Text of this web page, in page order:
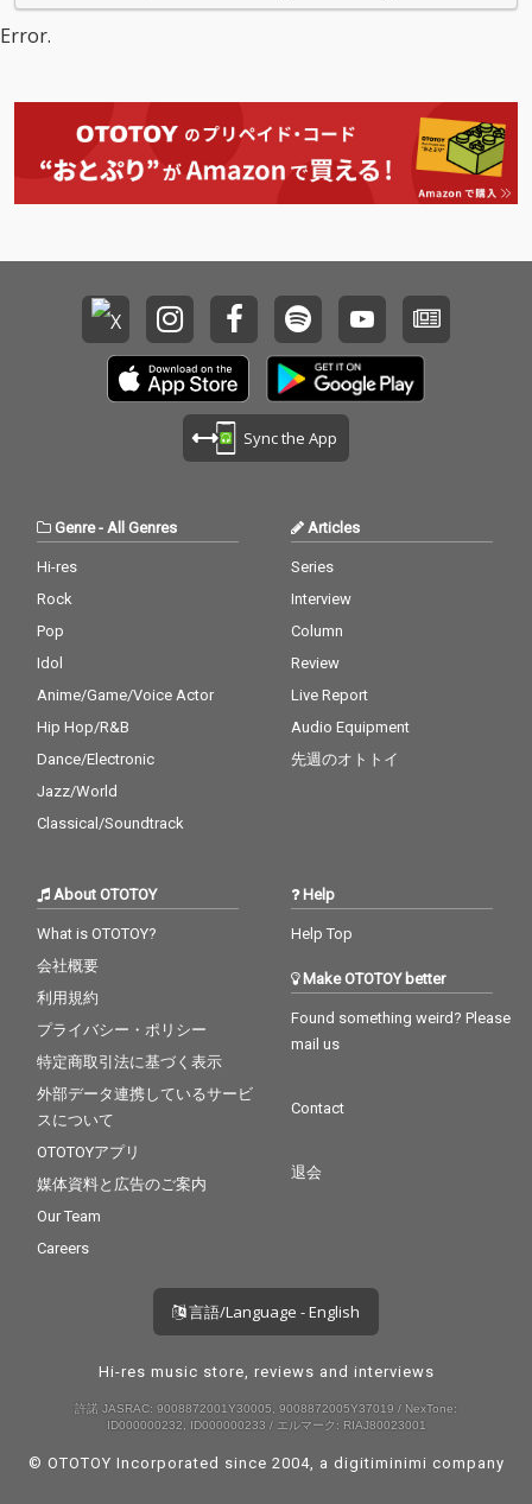
んだ歌詞、真心ならで
はの懐の深いカラフル
な曲が満載。タイトル
「Cheer」に込められ
た真心ブラザーズの思
し、聴く人の胸を躍ら
せる快心のニュー・ア
ルバムが完成した。レ
コーディング・メンバ
ーには、 伊藤大地（D
r）、岡部晴彦（B
a）、奥野真哉（Key）
に加え、サンコンJr.
ーカンパニーズ）、東
京スカパラダイスオー
ケストラの茂木欣一
（Ba）、沖祐市（Ke
y）らが参加。極上の
サウンドを聴かせてく
Error.
Sync the App
Genre-All Genres
Hi-res
Rock
Pop
Idol
Anime/Game/Voice Actor
Hip Hop/R&B
Dance/Electronic
Jazz/World
Classical/Soundtrack
Articles
Series
Interview
Column
Review
Live Report
Audio Equipment
先週のオトトイ
About OTOTOY
What is OTOTOY?
会社概要
利用規約
プライバシー・ポリシー
特定商取引法に基づく表示
外部データ連携しているサービ
スについて
OTOTOYアプリ
媒体資料と広告のご案内
Our Team
Careers
Help
Help Top
Make OTOTOY better
Found something weird? Please
mail us
Contact
退会
言語/Language - English
Hi-res music store, reviews and interviews
許諾 JASRAC: 9008872001Y30005, 9008872005Y37019 / NexTone:
ID000000232, ID000000233 / エルマーク: RIAJ80023001
© OTOTOY Incorporated since 2004, a digitiminimi company